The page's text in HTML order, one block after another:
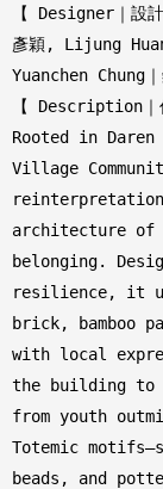
【 Designer｜設
彥穎, Lijung
Yuanchen Chung
【 Description｜
Rooted in
Village
architecture
belonging.
resilience, it
brick, bamboo
with local
the building to
from youth
Totemic
beads, and